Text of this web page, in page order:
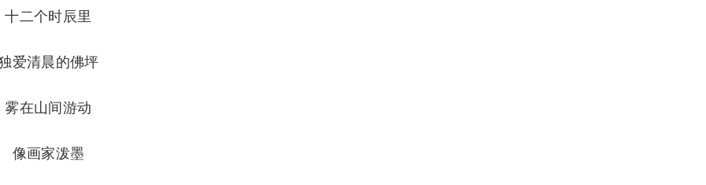
十二个时辰里
爱清晨的佛坪
雾在山间游动
像画家泼墨